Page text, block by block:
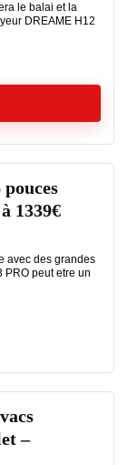
le balai et la
DREAME H12
1339€
avec des grandes
PRO peut etre un
–